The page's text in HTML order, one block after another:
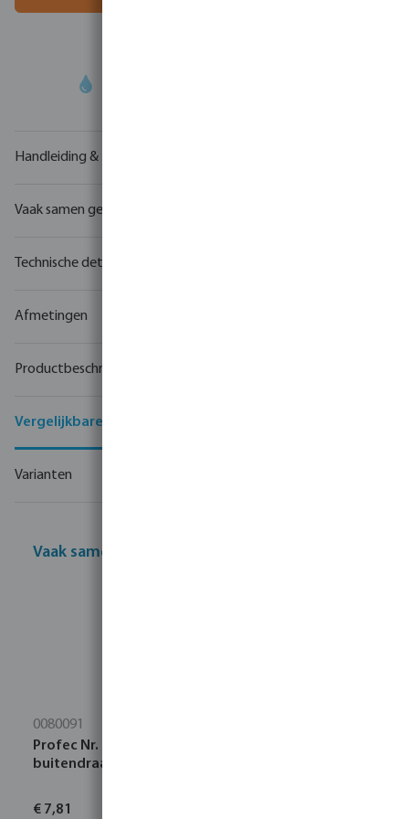
Handleiding & tekeningen
Vaak samen gekocht
Technische details
Afmetingen
Productbeschrijving
Vergelijkbare producten
Varianten
Vaak samen gekocht
0080091
Profec Nr. 241 Verloopring RVS 316 1" x 3/4"
buitendraad x binnendraad 16bar
€ 7,81